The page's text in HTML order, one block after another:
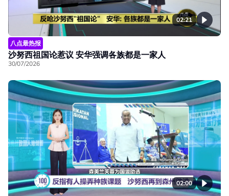
02:21
八点最热报
沙努西祖国论惹议 安华强调各族都是一家人
30/07/2026
02:00